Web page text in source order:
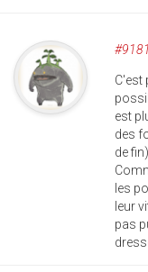
C'est
est
des
de fin).
les
leur
pas